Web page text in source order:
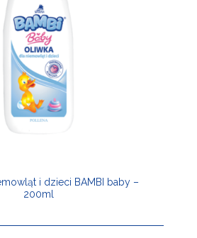
i dzieci BAMBI baby –
200ml